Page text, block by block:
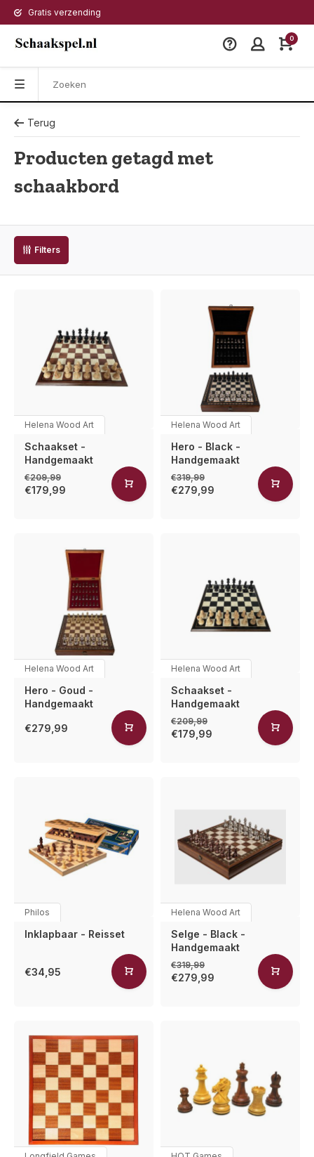
Gratis verzending
0
Terug
Producten getagd met
schaakbord
Filters
Helena Wood Art
Schaakset -
Handgemaakt
€209,99
€179,99
Helena Wood Art
Hero - Black -
Handgemaakt
€319,99
€279,99
Helena Wood Art
Hero - Goud -
Handgemaakt
€279,99
Helena Wood Art
Schaakset -
Handgemaakt
€209,99
€179,99
Philos
Inklapbaar - Reisset
€34,95
Helena Wood Art
Selge - Black -
Handgemaakt
€319,99
€279,99